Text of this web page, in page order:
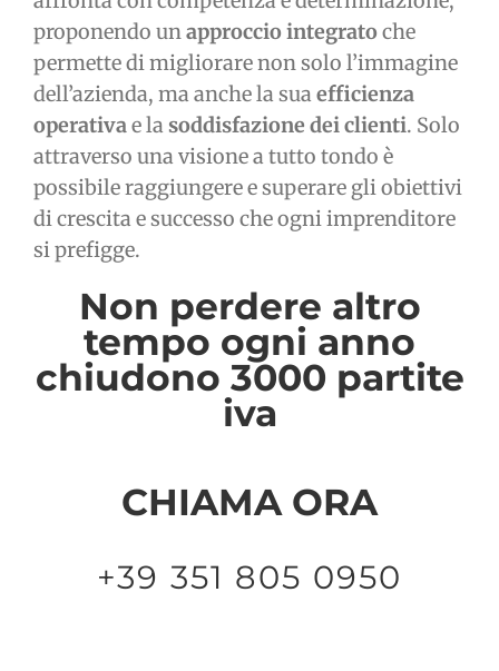
proponendo unapproccio integratoche
permette di migliorare non solo l’immagine
dell’azienda, ma anche la suaefficienza
operativae lasoddisfazione dei clienti. Solo
attraverso una visione a tutto tondo è
possibile raggiungere e superare gli obiettivi
di crescita e successo che ogni imprenditore
si prefigge.
Non perdere altro
tempo ogni anno
chiudono 3000 partite
iva
CHIAMA ORA
+39 351 805 0950